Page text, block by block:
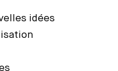
idées